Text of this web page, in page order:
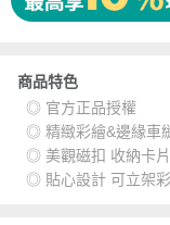
商品特色
◎ 官方正品授權
◎ 精緻彩繪&邊緣車
◎ 美觀磁扣 收納卡
◎ 貼心設計 可立架